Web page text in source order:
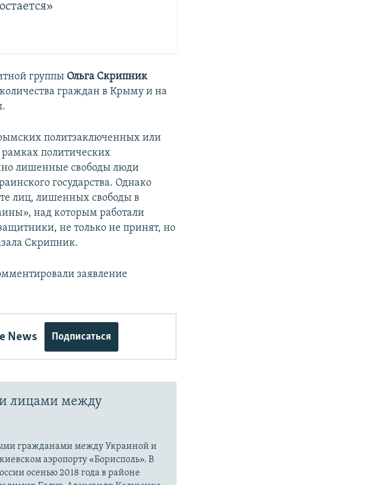
группы Ольга Скрипник
граждан в Крыму и на
политзаключенных или
политических
лишенные свободы люди
государства. Однако
лиц, лишенных свободы в
над которым работали
не только не принят, но
Скрипник.
заявление
News Подписаться
лицами между
гражданами между Украиной и
аэропорту «Борисполь». В
осенью 2018 года в районе